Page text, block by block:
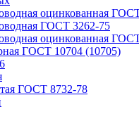
оцинкованная
ГОСТ 3262-75
оцинкованная
ГОСТ 10704 (10705)
ГОСТ 8732-78